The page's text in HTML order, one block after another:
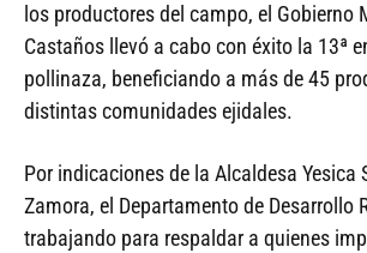
los productores del campo, el Gobierno
Castaños llevó a cabo con éxito la 13ª
pollinaza, beneficiando a más de 45
distintas comunidades ejidales.
Por indicaciones de la Alcaldesa Yesica
Zamora, el Departamento de Desarrollo
trabajando para respaldar a quienes